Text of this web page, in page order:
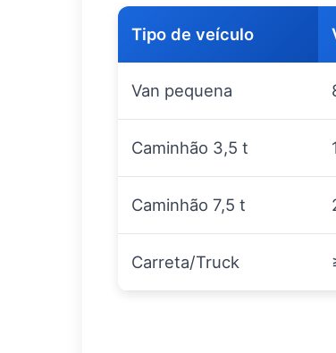
Tipo de veículo
Van pequena
Caminhão 3,5 t
Caminhão 7,5 t
Carreta/Truck